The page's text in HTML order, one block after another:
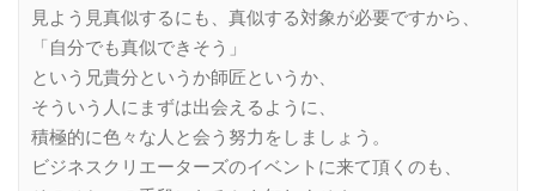
見よう見真似するにも、真似する対象が必要ですから、
「自分でも真似できそう」
という兄貴分というか師匠というか、
そういう人にまずは出会えるように、
積極的に色々な人と会う努力をしましょう。
ビジネスクリエーターズのイベントに来て頂くのも、